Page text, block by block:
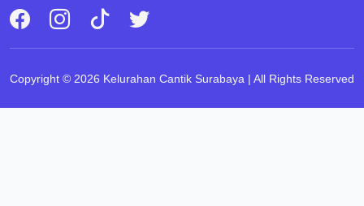
Copyright © 2026 Kelurahan Cantik Surabaya | All Rights Reserved